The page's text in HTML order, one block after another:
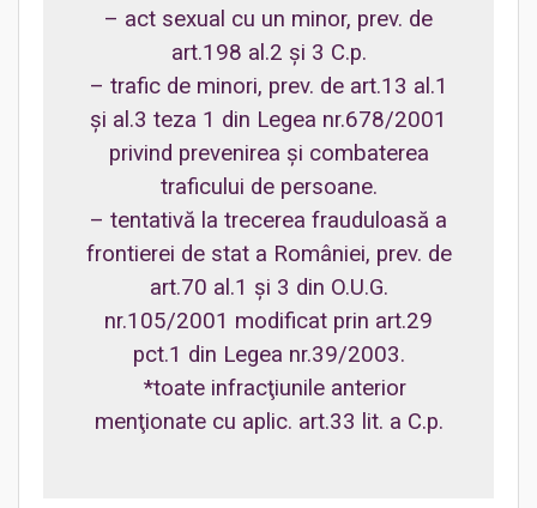
– act sexual cu un minor, prev. de
art.198 al.2 şi 3 C.p.
– trafic de minori, prev. de art.13 al.1
şi al.3 teza 1 din Legea nr.678/2001
privind prevenirea şi combaterea
traficului de persoane.
– tentativă la trecerea frauduloasă a
frontierei de stat a României, prev. de
art.70 al.1 şi 3 din O.U.G.
nr.105/2001 modificat prin art.29
pct.1 din Legea nr.39/2003.
*toate infracţiunile anterior
menţionate cu aplic. art.33 lit. a C.p.